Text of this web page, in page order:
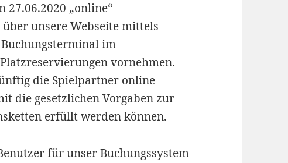
27.06.2020 „online“
unsere Webseite mittels
Buchungsterminal im
vornehmen.
die Spielpartner online
die gesetzlichen Vorgaben zur
erfüllt werden können.
für unser Buchungssystem